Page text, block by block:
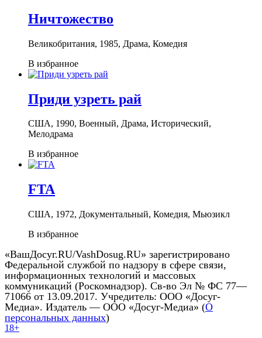
Ничтожество
Великобритания, 1985, Драма, Комедия
В избранное
Приди узреть рай
США, 1990, Военный, Драма, Исторический,
Мелодрама
В избранное
FTA
США, 1972, Документальный, Комедия, Мьюзикл
В избранное
«ВашДосуг.RU/VashDosug.RU» зарегистрировано
Федеральной службой по надзору в сфере связи,
информационных технологий и массовых
коммуникаций (Роскомнадзор). Св-во Эл № ФС 77—
71066 от 13.09.2017. Учредитель: ООО «Досуг-
Медиа». Издатель — ООО «Досуг-Медиа» (О
персональных данных)
18+